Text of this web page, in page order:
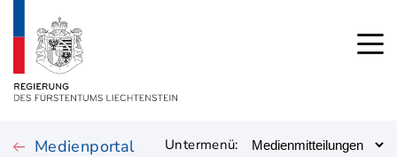
Medienportal Untermenü: